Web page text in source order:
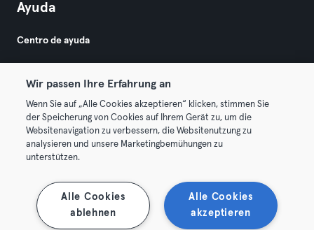
Ayuda
Centro de ayuda
© 2026 Urban Sports Group GmbH. All rights reserved.
Términos y condiciones
Rescindir contratos aquí Desistir de contratos aquí
Wir passen Ihre Erfahrung an
Wenn Sie auf „Alle Cookies akzeptieren“ klicken, stimmen Sie
der Speicherung von Cookies auf Ihrem Gerät zu, um die
Websitenavigation zu verbessern, die Websitenutzung zu
analysieren und unsere Marketingbemühungen zu
unterstützen.
Alle Cookies
akzeptieren
Alle Cookies
ablehnen